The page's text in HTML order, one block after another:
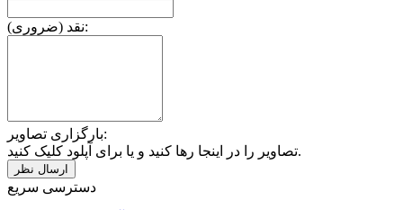
نقد (ضروری):
بارگزاری تصاویر:
تصاویر را در اینجا رها کنید و یا برای آپلود کلیک کنید.
دسترسی سریع